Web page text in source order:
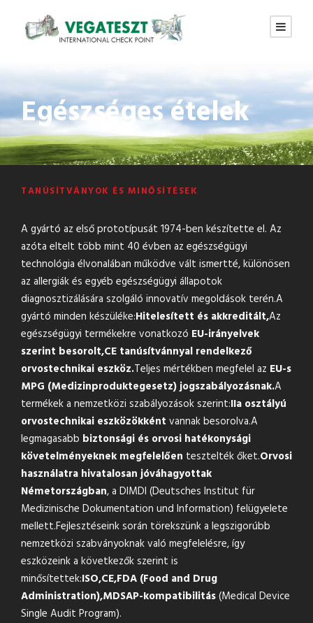
Egészséges ételek
TANÚSÍTVÁNYOK ÉS MINŐSÍTÉSEK
A gyártó az első prototípusát 1974-ben készítette el. Az
azóta eltelt több mint 40 évben az egészségügyi
technológia élvonalában működve vált ismertté, különösen
az allergiák és egyéb egészségügyi állapotok
diagnosztizálására szolgáló innovatív megoldások terén.A
gyártó minden készüléke:Hitelesített és akkreditált,Az
egészségügyi termékekre vonatkozó EU-irányelvek
szerint besorolt,CE tanúsítvánnyal rendelkező
orvostechnikai eszköz.Teljes mértékben megfelel az EU-s
MPG (Medizinproduktegesetz) jogszabályozásnak.A
termékek a nemzetközi szabályozások szerint:IIa osztályú
orvostechnikai eszközökként vannak besorolva.A
legmagasabb biztonsági és orvosi hatékonysági
követelményeknek megfelelően tesztelték őket.Orvosi
használatra hivatalosan jóváhagyottak
Németországban, a DIMDI (Deutsches Institut für
Medizinische Dokumentation und Information) felügyelete
mellett.Fejlesztéseink során törekszünk a legszigorúbb
nemzetközi szabványoknak való megfelelésre, így
eszközeink a következők szerint is
minősítettek:ISO,CE,FDA (Food and Drug
Administration),MDSAP-kompatibilitás(Medical Device
Single Audit Program).